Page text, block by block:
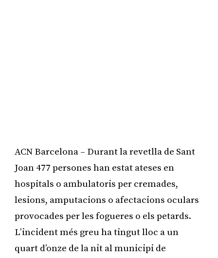
ACN Barcelona – Durant la revetlla de Sant
Joan 477 persones han estat ateses en
hospitals o ambulatoris per cremades,
lesions, amputacions o afectacions oculars
provocades per les fogueres o els petards.
L’incident més greu ha tingut lloc a un
quart d’onze de la nit al municipi de